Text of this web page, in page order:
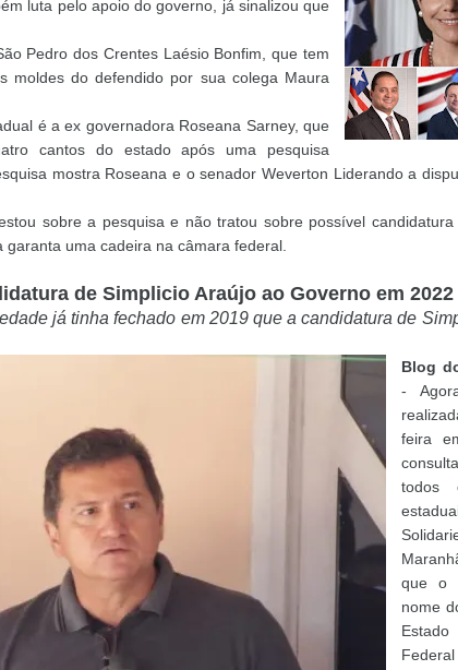
luta pelo apoio do governo, já sinalizou que
Pedro dos Crentes Laésio Bonfim, que tem
moldes do defendido por sua colega Maura
é a ex governadora Roseana Sarney, que
cantos do estado após uma pesquisa
mostra Roseana e o senador Weverton Liderando a
sobre a pesquisa e não tratou sobre possível
uma cadeira na câmara federal.
de Simplicio Araújo ao Governo em 2022
já tinha fechado em 2019 que a candidatura de
Blog
-
feira
todos
que o
nome